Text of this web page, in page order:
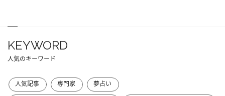
KEYWORD
人気のキーワード
人気記事 専門家
夢占い